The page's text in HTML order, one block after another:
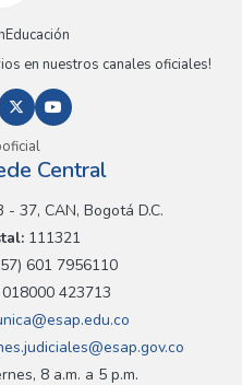
en nuestros canales oficiales!
Central
37, CAN, Bogotá D.C.
111321
601 7956110
018000 423713
8 a.m. a 5 p.m.